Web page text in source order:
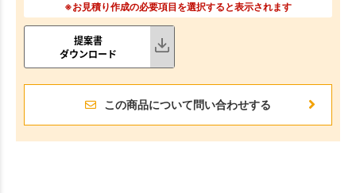
※お見積り作成の必要項目を選択すると表示されます
提案書
ダウンロード
この商品について問い合わせする